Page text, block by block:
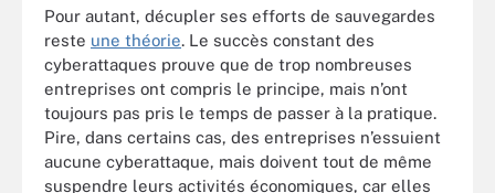
Pour autant, décupler ses efforts de sauvegardes
reste une théorie. Le succès constant des
cyberattaques prouve que de trop nombreuses
entreprises ont compris le principe, mais n’ont
toujours pas pris le temps de passer à la pratique.
Pire, dans certains cas, des entreprises n’essuient
aucune cyberattaque, mais doivent tout de même
suspendre leurs activités économiques, car elles